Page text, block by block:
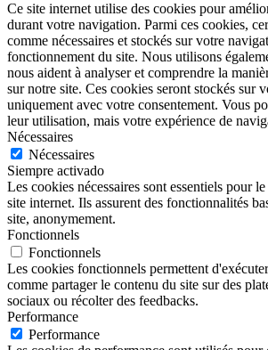
Ce site internet utilise des cookies pour
durant votre navigation. Parmi ces cookies,
comme nécessaires et stockés sur votre
fonctionnement du site. Nous utilisons
nous aident à analyser et comprendre la
sur notre site. Ces cookies seront stockés sur
uniquement avec votre consentement. Vous
leur utilisation, mais votre expérience de
Nécessaires
Nécessaires
Siempre activado
Les cookies nécessaires sont essentiels pour
site internet. Ils assurent des fonctionnalités
site, anonymement.
Fonctionnels
Fonctionnels
Les cookies fonctionnels permettent
comme partager le contenu du site sur des
sociaux ou récolter des feedbacks.
Performance
Performance